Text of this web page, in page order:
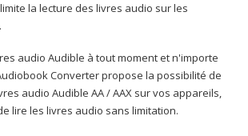
la lecture des livres audio sur les
audio Audible à tout moment et n'importe
Converter propose la possibilité de
audio Audible AA / AAX sur vos appareils,
lire les livres audio sans limitation.